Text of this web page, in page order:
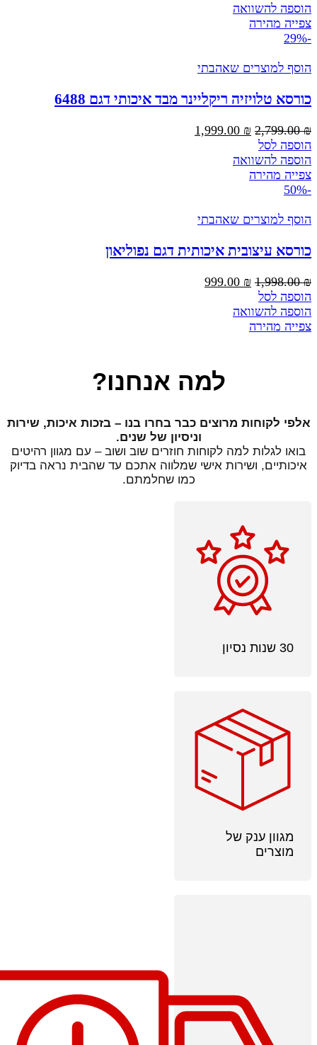
היה:
2,999.00 ₪.
הוספה להשוואה
צפייה מהירה
-29%
הוסף למוצרים שאהבתי
כורסא טלויזיה ריקליינר מבד איכותי דגם 6488
2,799.00₪
המחיר
היה:
2,799.00 ₪.
1,999.00 ₪
הוספה לסל
הוספה להשוואה
צפייה מהירה
-50%
הוסף למוצרים שאהבתי
כורסא עיצובית איכותית דגם נפוליאון
1,998.00₪
המחיר
היה:
1,998.00 ₪.
999.00 ₪
המחיר
הוספה לסל
הוספה להשוואה
צפייה מהירה
למה אנחנו?
אלפי לקוחות מרוצים כבר בחרו בנו – בזכות איכות, שירות
וניסיון של שנים.
בואו לגלות למה לקוחות חוזרים שוב ושוב – עם מגוון רהיטים
איכותיים, ושירות אישי שמלווה אתכם עד שהבית נראה בדיוק
כמו שחלמתם.
30 שנות נסיון
מגוון ענק של
מוצרים